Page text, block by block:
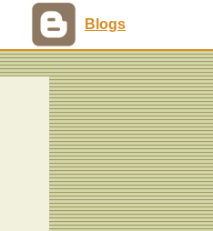
Blogs